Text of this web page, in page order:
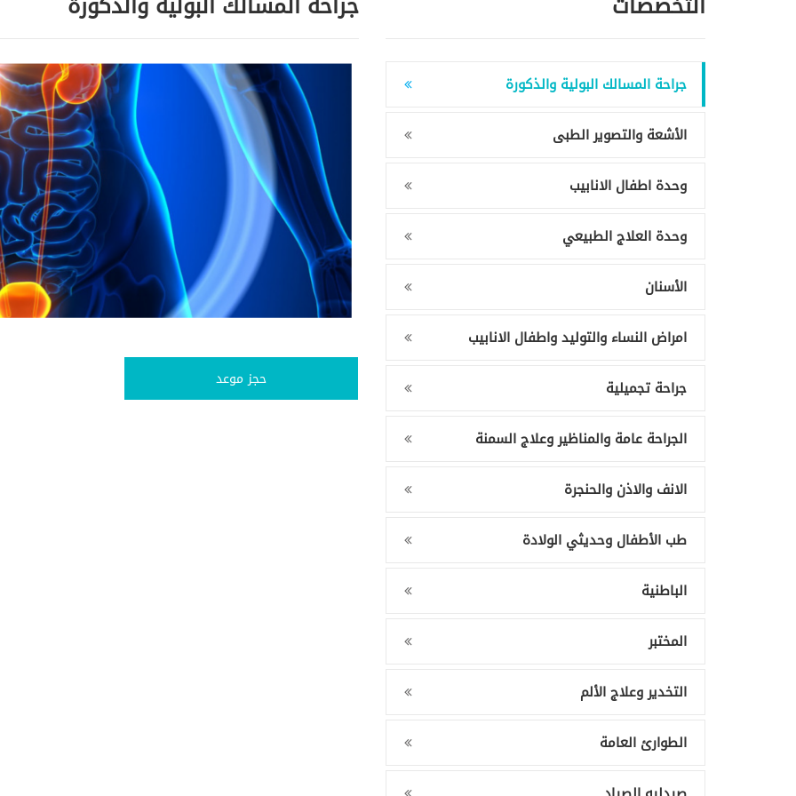
حجز موعد
جراحة المسالك البولية والذكورة
الأشعة والتصوير الطبى
وحدة اطفال الانابيب
وحدة العلاج الطبيعي
الأسنان
امراض النساء والتوليد واطفال الانابيب
جراحة تجميلية
الجراحة عامة والمناظير وعلاج السمنة
الانف والاذن والحنجرة
طب الأطفال وحديثي الولادة
الباطنية
المختبر
التخدير وعلاج الألم
الطوارئ العامة